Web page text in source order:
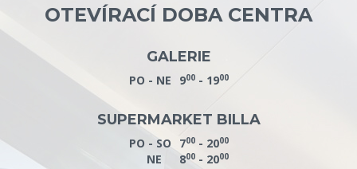
OTEVÍRACÍ DOBA CENTRA
GALERIE
PO - NE 900- 1900
SUPERMARKET BILLA
PO - SO 700- 2000
NE 800- 2000